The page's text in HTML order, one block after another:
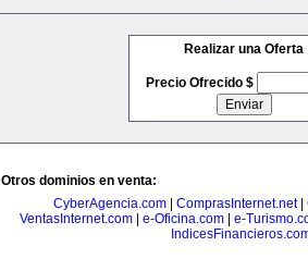
Realizar una Oferta
Precio Ofrecido $
Otros dominios en venta:
CyberAgencia.com| ComprasInternet.net|
VentasInternet.com
e-Oficina.com
e-